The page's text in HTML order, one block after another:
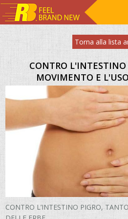
Torna alla lista
CONTRO
MOVIMENTO E
CONTRO L’INTESTINO PIGRO,